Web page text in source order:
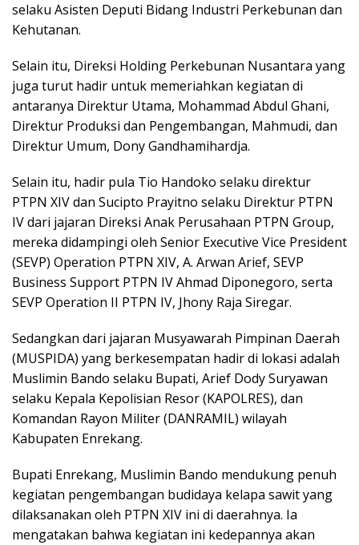
selaku Asisten Deputi Bidang Industri Perkebunan dan
Kehutanan.
Selain itu, Direksi Holding Perkebunan Nusantara yang
juga turut hadir untuk memeriahkan kegiatan di
antaranya Direktur Utama, Mohammad Abdul Ghani,
Direktur Produksi dan Pengembangan, Mahmudi, dan
Direktur Umum, Dony Gandhamihardja.
Selain itu, hadir pula Tio Handoko selaku direktur
PTPN XIV dan Sucipto Prayitno selaku Direktur PTPN
IV dari jajaran Direksi Anak Perusahaan PTPN Group,
mereka didampingi oleh Senior Executive Vice President
(SEVP) Operation PTPN XIV, A. Arwan Arief, SEVP
Business Support PTPN IV Ahmad Diponegoro, serta
SEVP Operation II PTPN IV, Jhony Raja Siregar.
Sedangkan dari jajaran Musyawarah Pimpinan Daerah
(MUSPIDA) yang berkesempatan hadir di lokasi adalah
Muslimin Bando selaku Bupati, Arief Dody Suryawan
selaku Kepala Kepolisian Resor (KAPOLRES), dan
Komandan Rayon Militer (DANRAMIL) wilayah
Kabupaten Enrekang.
Bupati Enrekang, Muslimin Bando mendukung penuh
kegiatan pengembangan budidaya kelapa sawit yang
dilaksanakan oleh PTPN XIV ini di daerahnya. Ia
mengatakan bahwa kegiatan ini kedepannya akan